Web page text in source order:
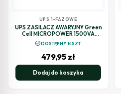
UPS 1-FAZOWE
UPS ZASILACZ AWARYJNY Green
Cell MICROPOWER 1500VA
check_circleDOSTĘPNY 14SZT.
479,95 zł
Dodaj do koszyka